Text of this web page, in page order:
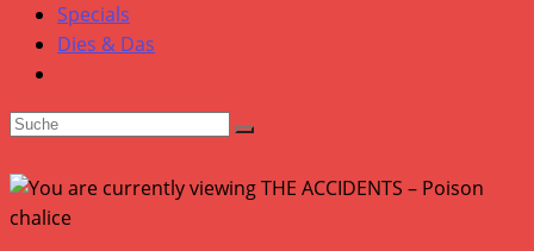
Specials
Dies & Das